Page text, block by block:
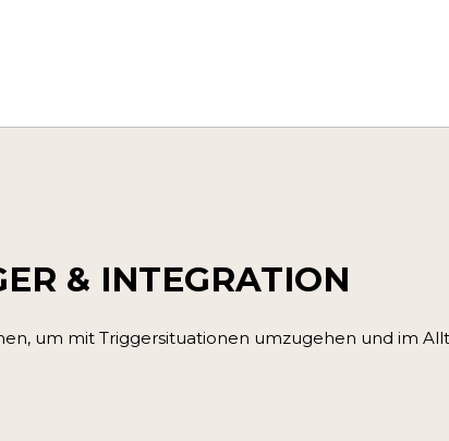
& INTEGRATION
um mit Triggersituationen umzugehen und im